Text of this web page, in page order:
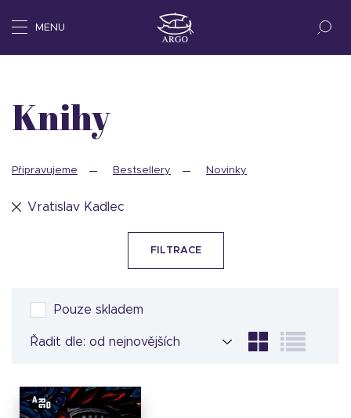
MENU
Knihy
Připravujeme Bestsellery Novinky
Vratislav Kadlec
FILTRACE
Pouze skladem
Řadit dle: